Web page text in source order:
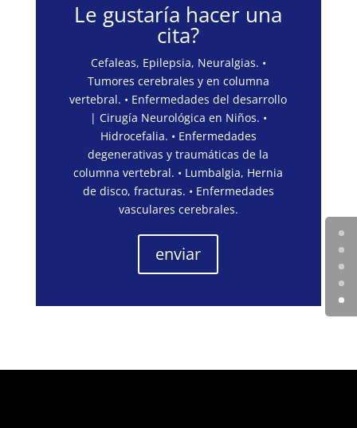
Le gustaría hacer una
cita?
Cefaleas, Epilepsia, Neuralgias. •
Tumores cerebrales y en columna
vertebral. • Enfermedades del desarrollo
| Cirugía Neurológica en Niños. •
Hidrocefalia. • Enfermedades
degenerativas y traumáticas de la
columna vertebral. • Lumbalgia, Hernia
de disco, fracturas. • Enfermedades
vasculares cerebrales.
enviar